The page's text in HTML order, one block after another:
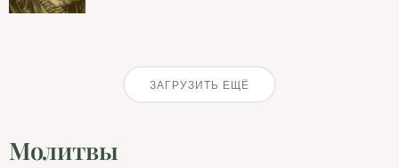
ЗАГРУЗИТЬ ЕЩЁ
Молитвы